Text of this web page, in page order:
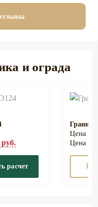
и ограда
руб.
расчет В